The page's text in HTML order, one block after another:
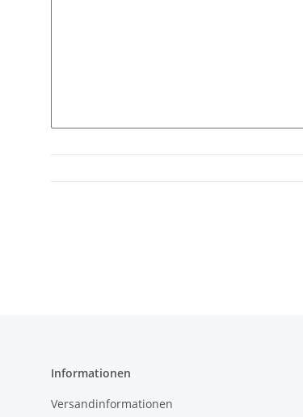
Informationen
Versandinformationen